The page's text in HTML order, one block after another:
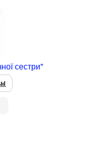
сестри"